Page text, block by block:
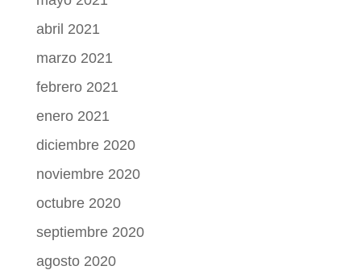
abril 2021
marzo 2021
febrero 2021
enero 2021
diciembre 2020
noviembre 2020
octubre 2020
septiembre 2020
agosto 2020